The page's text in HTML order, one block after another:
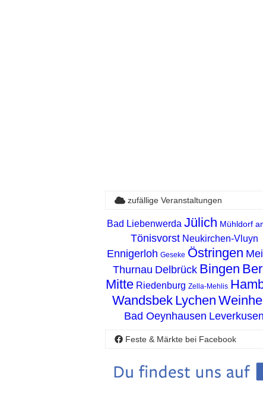
zufällige Veranstaltungen
Bad Liebenwerda Jülich Mühldorf
Tönisvorst Neukirchen-Vluyn
Ennigerloh Geseke Östringen
Thurnau Delbrück Bingen
Mitte Riedenburg Zella-Mehlis
Wandsbek Lychen
Bad Oeynhausen Leverkusen
Feste & Märkte bei Facebook